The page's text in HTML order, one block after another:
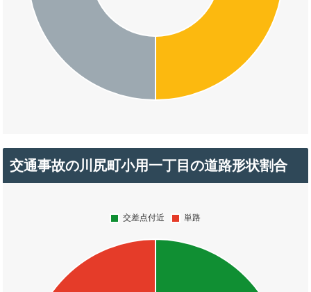
交通事故の川尻町小用一丁目の道路形状割合